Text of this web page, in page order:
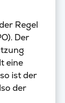
Regel
Der
eine
ist der
der